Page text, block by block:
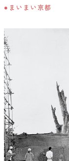
●まいまい京都